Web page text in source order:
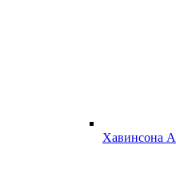
Хавинсона